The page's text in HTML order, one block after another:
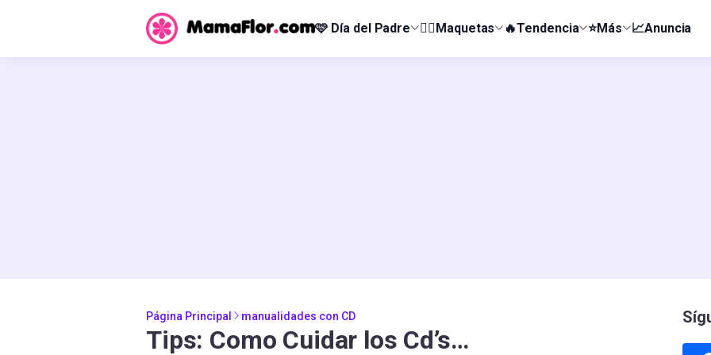
🩷 Día del Padre 👰‍♀️Maquetas 🔥Tendencia ⭐Más 📈Anuncia
Página Principal manualidades con CD
Tips: Como Cuidar los Cd’s…